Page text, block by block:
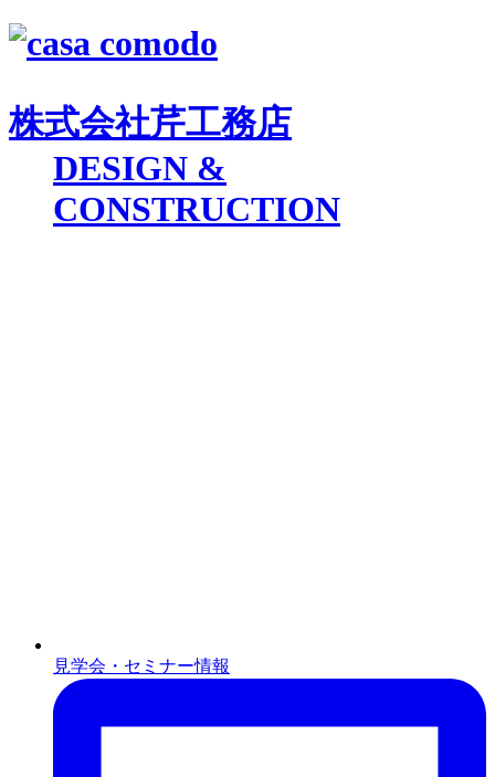
株式会社芹工務店
DESIGN &
CONSTRUCTION
見学会・セミナー情報